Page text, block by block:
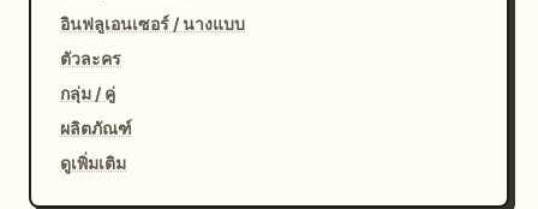
อินฟลูเอนเซอร์ / นางแบบ
ตัวละคร
กลุ่ม / คู่
ผลิตภัณฑ์
ดูเพิ่มเติม